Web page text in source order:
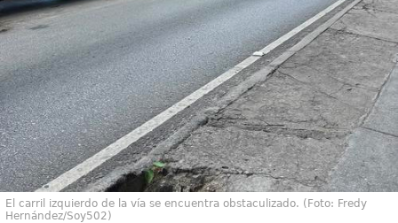
El carril izquierdo de la vía se encuentra obstaculizado. (Foto: Fredy
Hernández/Soy502)